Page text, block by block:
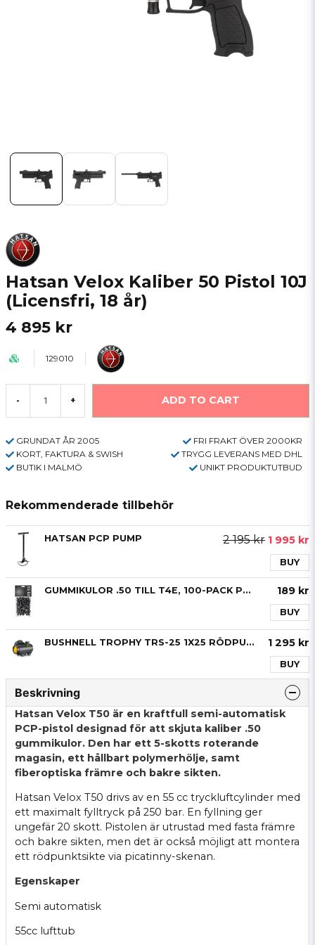
Hatsan Velox Kaliber 50 Pistol 10J
(Licensfri, 18 år)
4 895 kr
129010
- + ADD TO CART
GRUNDAT ÅR 2005
FRI FRAKT ÖVER 2000KR
KORT, FAKTURA & SWISH
TRYGG LEVERANS MED DHL
BUTIK I MALMÖ
UNIKT PRODUKTUTBUD
Rekommenderade tillbehör
HATSAN PCP PUMP 2 195 kr 1 995 kr
BUY
GUMMIKULOR .50 TILL T4E, 100-PACK PRAC SERIES 189 kr
BUY
BUSHNELL TROPHY TRS-25 1X25 RÖDPUNKTSSIKTE 1 295 kr
BUY
Beskrivning
Hatsan Velox T50 är en kraftfull semi-automatisk
PCP-pistol designad för att skjuta kaliber .50
gummikulor. Den har ett 5-skotts roterande
magasin, ett hållbart polymerhölje, samt
fiberoptiska främre och bakre sikten.
Hatsan Velox T50 drivs av en 55 cc tryckluftcylinder med
ett maximalt fylltryck på 250 bar. En fyllning ger
ungefär 20 skott. Pistolen är utrustad med fasta främre
och bakre sikten, men det är också möjligt att montera
ett rödpunktsikte via picatinny-skenan.
Egenskaper
Semi automatisk
55cc lufttub